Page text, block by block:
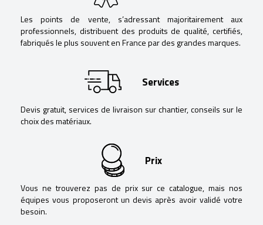
Les points de vente, s’adressant majoritairement aux
professionnels, distribuent des produits de qualité, certifiés,
fabriqués le plus souvent en France par des grandes marques.
Services
Devis gratuit, services de livraison sur chantier, conseils sur le
choix des matériaux.
Prix
Vous ne trouverez pas de prix sur ce catalogue, mais nos
équipes vous proposeront un devis après avoir validé votre
besoin.